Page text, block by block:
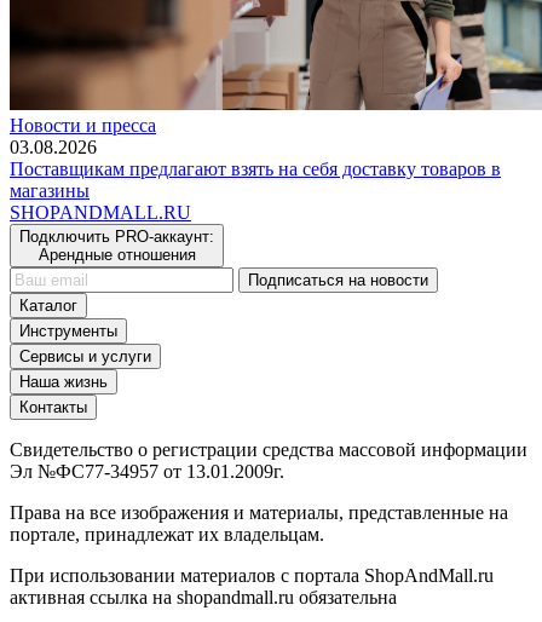
Новости и пресса
03.08.2026
Поставщикам предлагают взять на себя доставку товаров в
магазины
SHOPANDMALL.RU
Подключить PRO-аккаунт:
Арендные отношения
Подписаться на новости
Каталог
Инструменты
Сервисы и услуги
Наша жизнь
Контакты
Свидетельство о регистрации средства массовой информации
Эл №ФС77-34957 от 13.01.2009г.
Права на все изображения и материалы, представленные на
портале, принадлежат их владельцам.
При использовании материалов с портала ShopAndMall.ru
активная ссылка на shopandmall.ru обязательна